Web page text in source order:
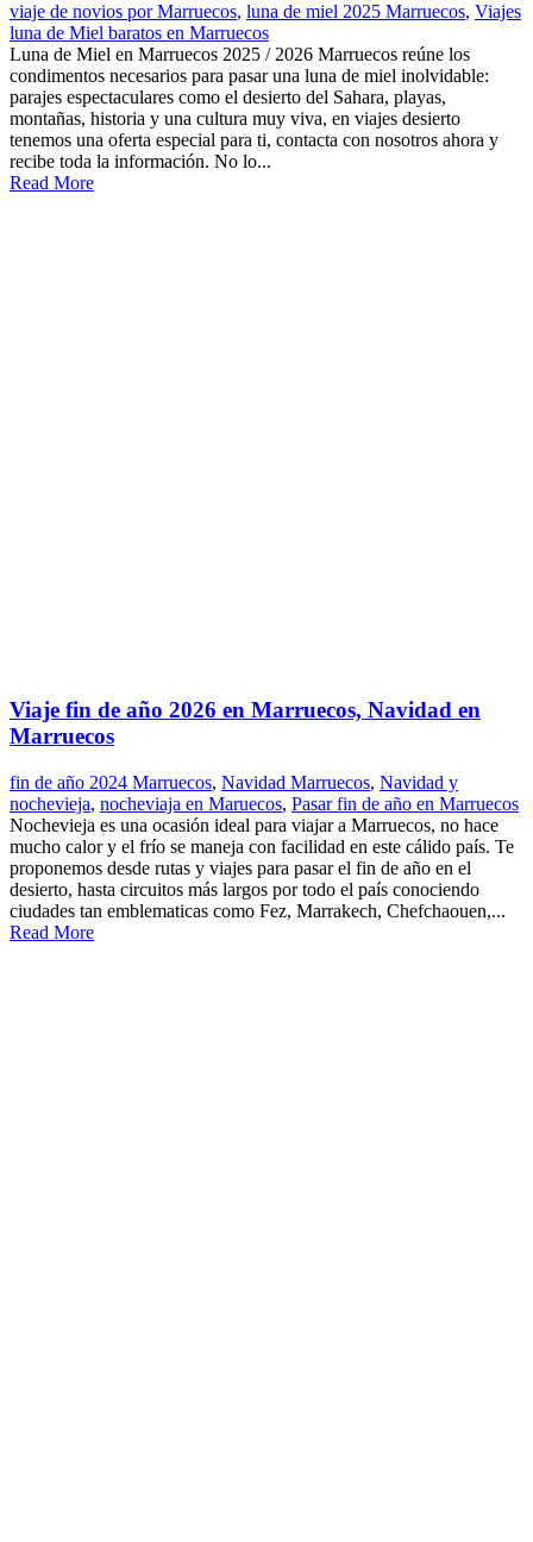
viaje de novios por Marruecos, luna de miel 2025 Marruecos, Viajes
luna de Miel baratos en Marruecos
Luna de Miel en Marruecos 2025 / 2026 Marruecos reúne los
condimentos necesarios para pasar una luna de miel inolvidable:
parajes espectaculares como el desierto del Sahara, playas,
montañas, historia y una cultura muy viva, en viajes desierto
tenemos una oferta especial para ti, contacta con nosotros ahora y
recibe toda la información. No lo...
Read More
Viaje fin de año 2026 en Marruecos, Navidad en
Marruecos
fin de año 2024 Marruecos, Navidad Marruecos, Navidad y
nochevieja, nocheviaja en Maruecos, Pasar fin de año en Marruecos
Nochevieja es una ocasión ideal para viajar a Marruecos, no hace
mucho calor y el frío se maneja con facilidad en este cálido país. Te
proponemos desde rutas y viajes para pasar el fin de año en el
desierto, hasta circuitos más largos por todo el país conociendo
ciudades tan emblematicas como Fez, Marrakech, Chefchaouen,...
Read More